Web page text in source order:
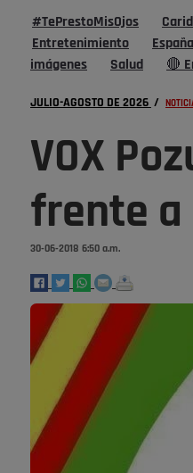
#TePrestoMisOjos
Entretenimiento
España
imágenes
Salud 🔴
JULIO-AGOSTO DE 2026 /
VOX
frente a
30-06-2018 6:50 a.m.